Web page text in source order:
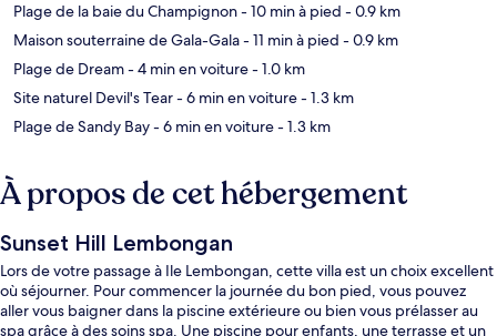
Plage de la baie du Champignon- 10 min à pied - 0.9 km
Maison souterraine de Gala-Gala- 11 min à pied - 0.9 km
Plage de Dream- 4 min en voiture- 1.0 km
Site naturel Devil's Tear- 6 min en voiture- 1.3 km
Plage de Sandy Bay- 6 min en voiture- 1.3 km
À propos de cet hébergement
Sunset Hill Lembongan
Lors de votre passage à Ile Lembongan, cette villa est un choix excellent
où séjourner. Pour commencer la journée du bon pied, vous pouvez
aller vous baigner dans la piscine extérieure ou bien vous prélasser au
spa grâce à des soins spa. Une piscine pour enfants, une terrasse et un